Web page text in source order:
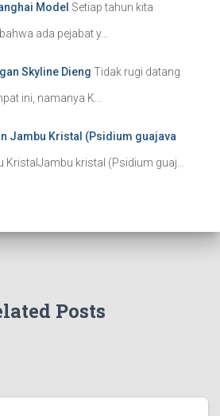
Model Setiap tahun kita
ada pejabat y...
Skyline Dieng Tidak rugi datang
ini, namanya K...
Jambu Kristal (Psidium guajava
KristalJambu kristal (Psidium guaj...
Posts